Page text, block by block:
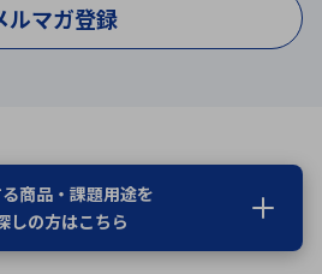
ルマガ登録
商品・課題用途を
しの方はこちら